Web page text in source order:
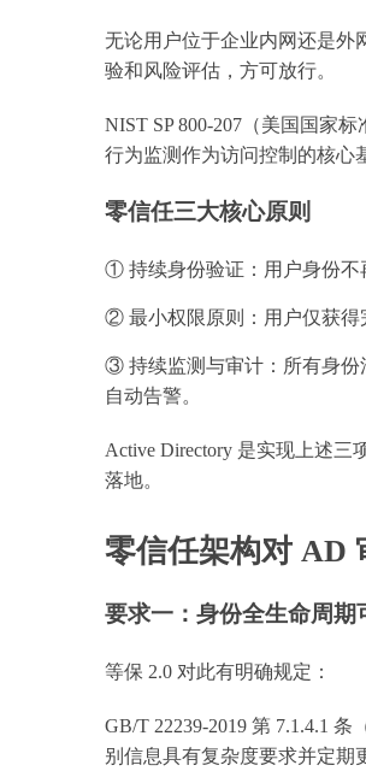
无论用户位于企业内网还是外
验和风险评估，方可放行。
NIST SP 800-207（美国国家
行为监测作为访问控制的核心
零信任三大核心原则
① 持续身份验证：用户身份不
② 最小权限原则：用户仅获得
③ 持续监测与审计：所有身份
自动告警。
Active Directory 是实现上述
落地。
零信任架构对 AD
要求一：身份全生命周期
等保 2.0 对此有明确规定：
GB/T 22239-2019 第 7.1.4.1
别信息具有复杂度要求并定期